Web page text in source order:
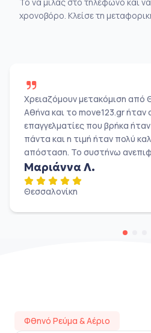
χρονοβόρο. Κλείσε τη
Χρειαζόμουν μετακόμιση από
Αθήνα και το move123.gr
επαγγελματίες που βρήκα
πάντα και η τιμή ήταν πολύ
απόσταση. Το συστήνω
Μαριάννα Λ.
Θεσσαλονίκη
Φθηνό Ρεύμα & Αέριο